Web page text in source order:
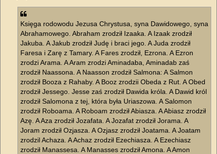
Księga rodowodu Jezusa Chrystusa, syna Dawidowego, syna
Abrahamowego. Abraham zrodził Izaaka. A Izaak zrodził
Jakuba. A Jakub zrodził Judę i braci jego. A Juda zrodził
Faresa i Zarę z Tamary. A Fares zrodził, Ezrona. A Ezron
zrodzi Arama. A Aram zrodzi Aminadaba, Aminadab zaś
zrodził Naassona. A Naasson zrodził Salmona: A Salmon
zrodził Booza z Rahaby. A Booz zrodzii Obeda z Rut. A Obed
zrodził Jessego. Jesse zaś zrodził Dawida króla. A Dawid król
zrodził Salomona z tej, która była Uriaszowa. A Salomon
zrodził Roboama. A Roboam zrodził Abiasza. A Abiasz zrodził
Azę. A Aza zrodził Jozafata. A Jozafat zrodził Jorama. A
Joram zrodził Ozjasza. A Ozjasz zrodził Joatama. A Joatam
zrodzil Achaza. A Achaz zrodził Ezechiasza. A Ezechiasz
zrodził Manassesa. A Manasses zrodził Amona. A Amon